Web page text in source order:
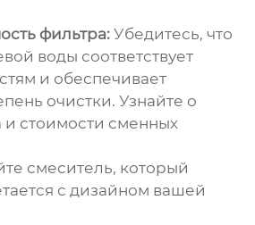
фильтра: Убедитесь, что
воды соответствует
и обеспечивает
очистки. Узнайте о
и стоимости сменных
смеситель, который
с дизайном вашей